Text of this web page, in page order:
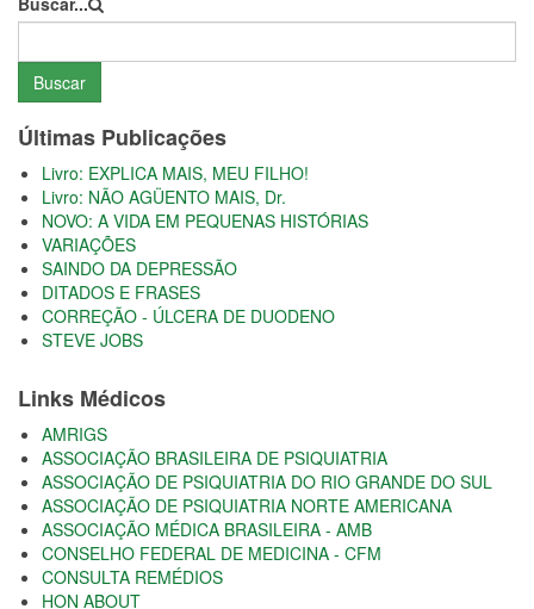
Buscar
Últimas Publicações
Livro: EXPLICA MAIS, MEU FILHO!
Livro: NÃO AGÜENTO MAIS, Dr.
NOVO: A VIDA EM PEQUENAS HISTÓRIAS
VARIAÇÕES
SAINDO DA DEPRESSÃO
DITADOS E FRASES
CORREÇÃO - ÚLCERA DE DUODENO
STEVE JOBS
Links Médicos
AMRIGS
ASSOCIAÇÃO BRASILEIRA DE PSIQUIATRIA
ASSOCIAÇÃO DE PSIQUIATRIA DO RIO GRANDE DO SUL
ASSOCIAÇÃO DE PSIQUIATRIA NORTE AMERICANA
ASSOCIAÇÃO MÉDICA BRASILEIRA - AMB
CONSELHO FEDERAL DE MEDICINA - CFM
CONSULTA REMÉDIOS
HON ABOUT